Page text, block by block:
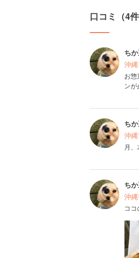
口コミ（4件
ち
お
ン
ち
月
ち
コ